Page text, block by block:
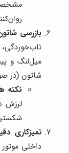
بازرسی
میل‌لنگ و
شاتون (در
نکته
لرزش
تمیزکاری
داخلی